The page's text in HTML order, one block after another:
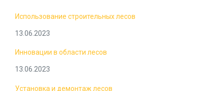
Использование строительных лесов
13.06.2023
Инновации в области лесов
13.06.2023
Установка и демонтаж лесов